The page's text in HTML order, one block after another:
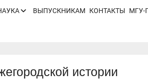
ВЫПУСКНИКАМ КОНТАКТЫ МГУ-
истории